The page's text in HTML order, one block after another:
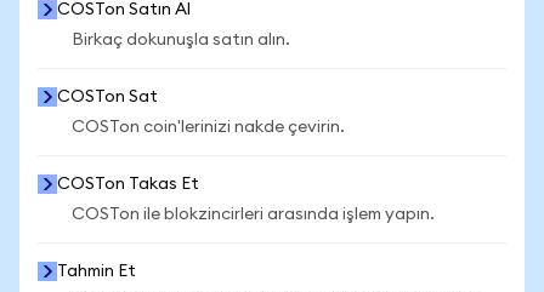
COSTon Satın Al
Birkaç dokunuşla satın alın.
COSTon Sat
COSTon coin'lerinizi nakde çevirin.
COSTon Takas Et
COSTon ile blokzincirleri arasında işlem yapın.
Tahmin Et